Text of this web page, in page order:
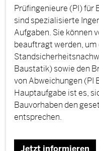
Prüfingenieure (PI) für
sind spezialisierte
Aufgaben. Sie können
beauftragt werden, um
Baustatik) sowie den
von Abweichungen (PI
Hauptaufgabe ist es,
Bauvorhaben den
entsprechen.
Jetzt informieren